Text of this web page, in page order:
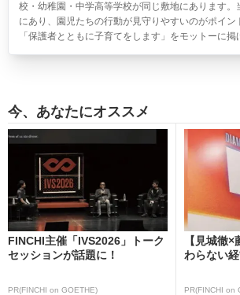
校・幼稚園・中学高等学校が同じ敷地にあります。
にあり、園児たちの行動が見守りやすいのがポイン
「保護者とともに子育てをします」をモットーに
今、あなたにオススメ
FINCHI主催「IVS2026」トーク
セッションが話題に！
PR(FINCHI on GOETHE)
【見城徹
わらない
PR(FINCHI on